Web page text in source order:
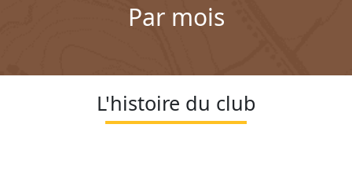
Par mois
L'histoire du club